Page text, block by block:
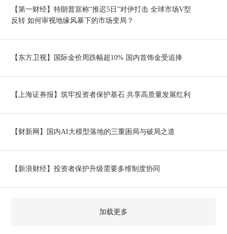
【第一财经】特朗普宣称“推迟5日”对伊打击 全球市场V型
反转 如何审视地缘风暴下的市场变局？
【东方卫视】国际金价周跌幅超10% 国内首饰金受追捧
【上海证券报】筑牢投资者保护基石 共享高质量发展红利
【财新网】国内AI大模型落地的三重困局与破局之道
【新浪财经】投资者保护升级需要多维制度协同
加载更多